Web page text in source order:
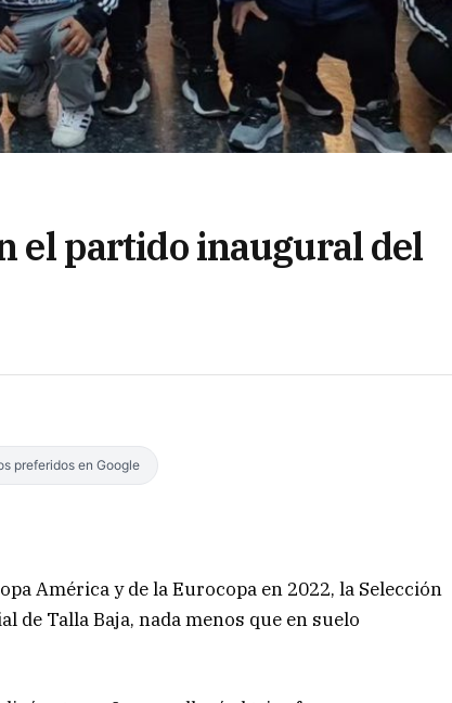
el partido inaugural del
preferidos en Google
América y de la Eurocopa en 2022, la Selección
de Talla Baja, nada menos que en suelo